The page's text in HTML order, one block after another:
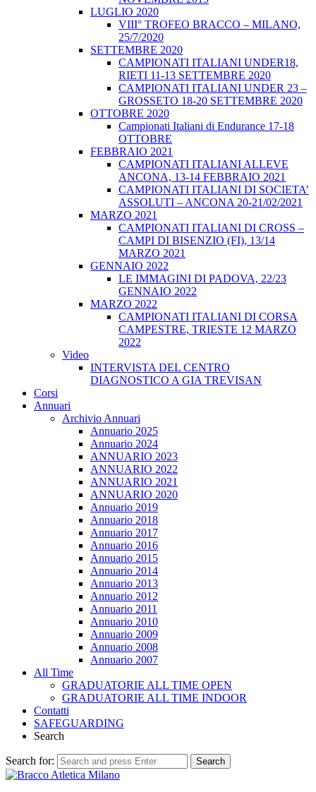
LUGLIO 2020
VIII° TROFEO BRACCO – MILANO,
25/7/2020
SETTEMBRE 2020
CAMPIONATI ITALIANI UNDER18,
RIETI 11-13 SETTEMBRE 2020
CAMPIONATI ITALIANI UNDER 23 –
GROSSETO 18-20 SETTEMBRE 2020
OTTOBRE 2020
Campionati Italiani di Endurance 17-18
OTTOBRE
FEBBRAIO 2021
CAMPIONATI ITALIANI ALLEVE
ANCONA, 13-14 FEBBRAIO 2021
CAMPIONATI ITALIANI DI SOCIETA’
ASSOLUTI – ANCONA 20-21/02/2021
MARZO 2021
CAMPIONATI ITALIANI DI CROSS –
CAMPI DI BISENZIO (FI), 13/14
MARZO 2021
GENNAIO 2022
LE IMMAGINI DI PADOVA, 22/23
GENNAIO 2022
MARZO 2022
CAMPIONATI ITALIANI DI CORSA
CAMPESTRE, TRIESTE 12 MARZO
2022
Video
INTERVISTA DEL CENTRO
DIAGNOSTICO A GIA TREVISAN
Corsi
Annuari
Archivio Annuari
Annuario 2025
Annuario 2024
ANNUARIO 2023
ANNUARIO 2022
ANNUARIO 2021
ANNUARIO 2020
Annuario 2019
Annuario 2018
Annuario 2017
Annuario 2016
Annuario 2015
Annuario 2014
Annuario 2013
Annuario 2012
Annuario 2011
Annuario 2010
Annuario 2009
Annuario 2008
Annuario 2007
All Time
GRADUATORIE ALL TIME OPEN
GRADUATORIE ALL TIME INDOOR
Contatti
SAFEGUARDING
Search
Search for: Search